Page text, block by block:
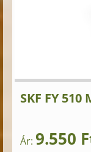
SKF FY
Ár: 9.550